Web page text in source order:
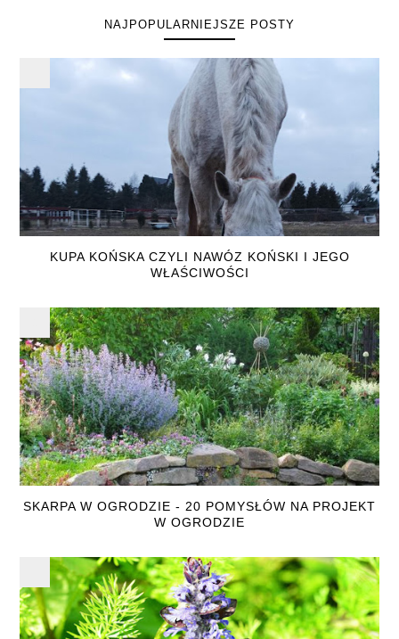
NAJPOPULARNIEJSZE POSTY
KUPA KOŃSKA CZYLI NAWÓZ KOŃSKI I JEGO
WŁAŚCIWOŚCI
SKARPA W OGRODZIE - 20 POMYSŁÓW NA PROJEKT
W OGRODZIE